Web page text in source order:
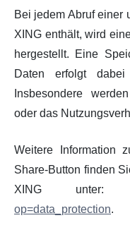
Bei jedem Abruf einer
XING enthält, wird
hergestellt. Eine
Daten erfolgt
Insbesondere
oder das
Weitere Information
Share-Button finden
XING
op=data_protection.